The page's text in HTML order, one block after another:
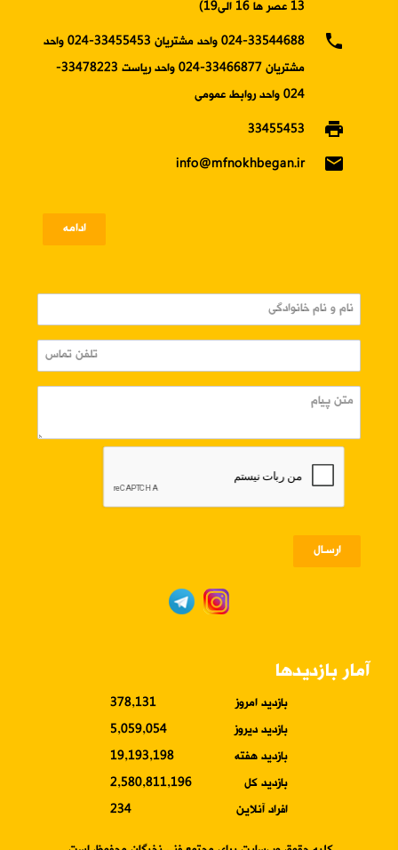
13 عصر ها 16 الی19)
phone
024-33544688 واحد مشتریان 33455453-024 واحد
مشتریان 33466877-024 واحد ریاست 33478223-
024 واحد روابط عمومی
print
33455453
email
info@mfnokhbegan.ir
ادامه
ارسـال
آمار بازدیدها
بازدید امروز
378,131
بازدید دیروز
5,059,054
بازدید هفته
19,193,198
بازدید کل
2,580,811,196
افراد آنلاین
234